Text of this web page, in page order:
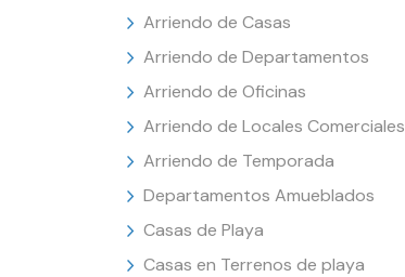
Arriendo de Casas
Arriendo de Departamentos
Arriendo de Oficinas
Arriendo de Locales Comerciales
Arriendo de Temporada
Departamentos Amueblados
Casas de Playa
Casas en Terrenos de playa